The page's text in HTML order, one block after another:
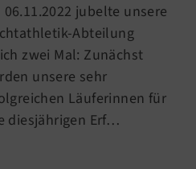
06.11.2022 jubelte unsere
Abteilung
zwei Mal: Zunächst
unsere sehr
Läuferinnen für
diesjährigen Erf…